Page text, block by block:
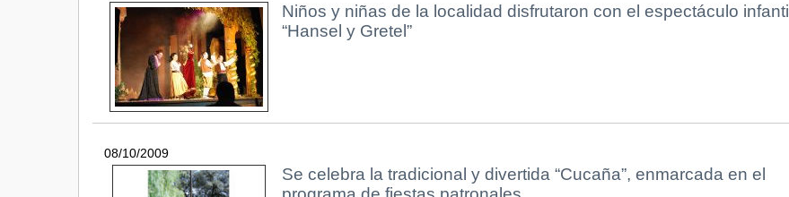
Niños y niñas de la localidad disfrutaron con el espectáculo infantil
“Hansel y Gretel”
08/10/2009
Se celebra la tradicional y divertida “Cucaña”, enmarcada en el